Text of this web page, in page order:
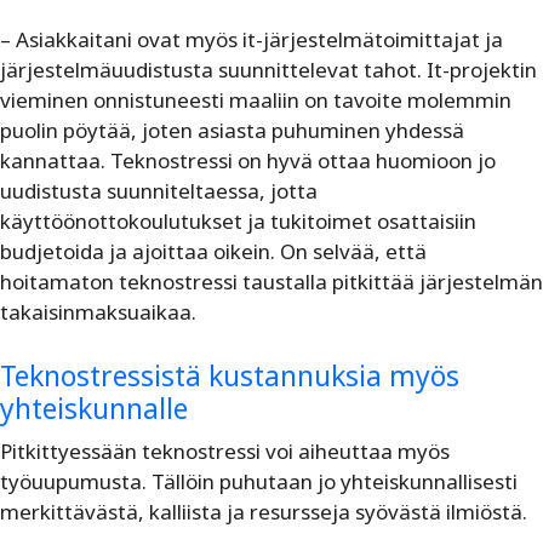
– Asiakkaitani ovat myös it-järjestelmätoimittajat ja
järjestelmäuudistusta suunnittelevat tahot. It-projektin
vieminen onnistuneesti maaliin on tavoite molemmin
puolin pöytää, joten asiasta puhuminen yhdessä
kannattaa. Teknostressi on hyvä ottaa huomioon jo
uudistusta suunniteltaessa, jotta
käyttöönottokoulutukset ja tukitoimet osattaisiin
budjetoida ja ajoittaa oikein. On selvää, että
hoitamaton teknostressi taustalla pitkittää järjestelmän
takaisinmaksuaikaa.
Teknostressistä kustannuksia myös
yhteiskunnalle
Pitkittyessään teknostressi voi aiheuttaa myös
työuupumusta. Tällöin puhutaan jo yhteiskunnallisesti
merkittävästä, kalliista ja resursseja syövästä ilmiöstä.